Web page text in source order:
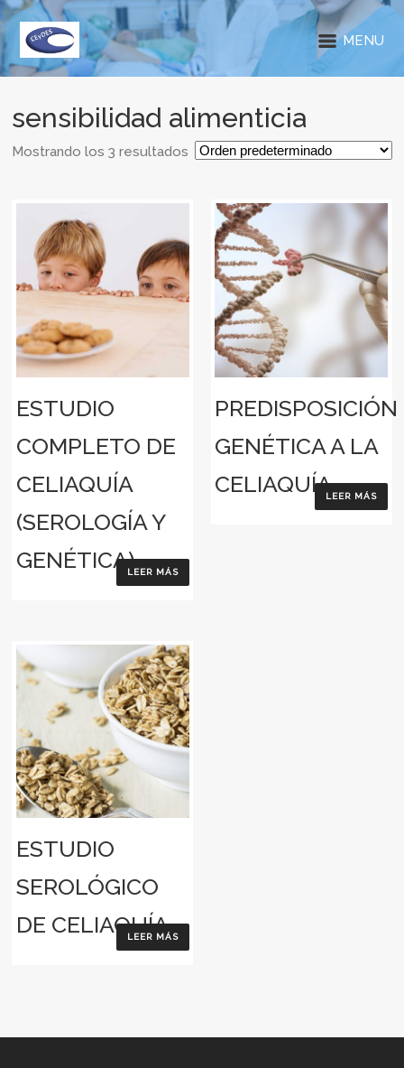
MENU
sensibilidad alimenticia
Mostrando los 3 resultados
ESTUDIO
COMPLETO DE
CELIAQUÍA
(SEROLOGÍA Y
GENÉTICA)LEER MÁS
PREDISPOSICIÓN
GENÉTICA A LA
CELIAQUÍALEER MÁS
ESTUDIO
SEROLÓGICO
DE CELIAQUÍA
LEER MÁS